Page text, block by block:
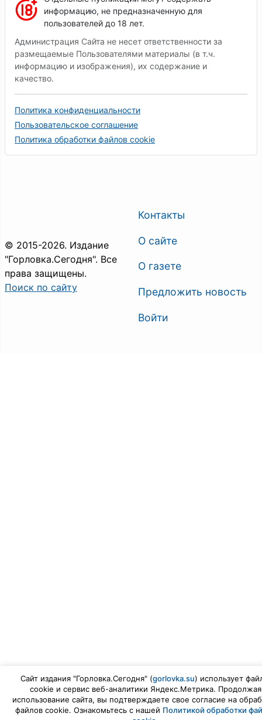
информацию, не предназначенную для
пользователей до 18 лет.
Администрация Сайта не несет ответственности за
размещаемые Пользователями материалы (в т.ч.
информацию и изображения), их содержание и
качество.
Политика конфиденциальности
Пользовательское соглашение
Политика обработки файлов cookie
© 2015-2026. Издание
"Горловка.Сегодня". Все
права защищены.
Поиск по сайту
Контакты
О сайте
О газете
Предложить новость
Войти
Сайт издания "Горловка.Сегодня" (gorlovka.su) использует
cookie и сервис веб-аналитики Яндекс.Метрика. Продолжая
использование сайта, вы подтверждаете свое согласие на
файлов cookie. Ознакомьтесь с нашей Политикой обработки